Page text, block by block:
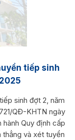
tiếp sinh
sinh đợt 2, năm
QĐ-KHTN ngày
Quy định cấp
và xét tuyển